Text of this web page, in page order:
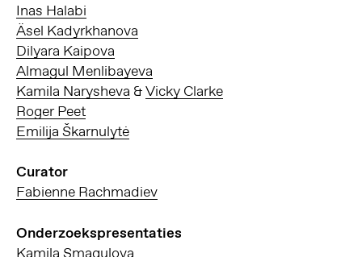
Inas Halabi
Äsel Kadyrkhanova
Dilyara Kaipova
Almagul Menlibayeva
Kamila Narysheva &Vicky Clarke
Roger Peet
Emilija Škarnulytė
Curator
Fabienne Rachmadiev
Onderzoekspresentaties
Kamila Smagulova